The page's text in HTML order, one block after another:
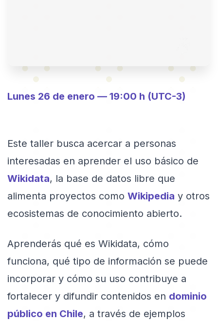
Lunes 26 de enero — 19:00 h (UTC-3)
Este taller busca acercar a personas
interesadas en aprender el uso básico de
Wikidata, la base de datos libre que
alimenta proyectos como Wikipedia y otros
ecosistemas de conocimiento abierto.
Aprenderás qué es Wikidata, cómo
funciona, qué tipo de información se puede
incorporar y cómo su uso contribuye a
fortalecer y difundir contenidos en dominio
público en Chile, a través de ejemplos